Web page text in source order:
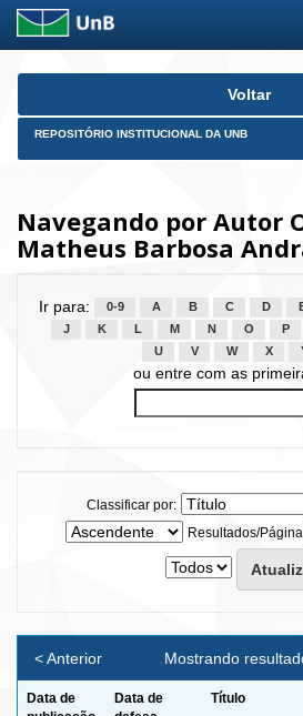
Skip
Voltar
REPOSITÓRIO INSTITUCIONAL DA UNB
Navegando por Autor
Matheus Barbosa
Ir para: 0-9 A B C D
J
K L M N O P
U
V W X
ou entre com as
Classificar por:
Resultados/Página
Mostrando
< Anterior
Data de
Data de
Título